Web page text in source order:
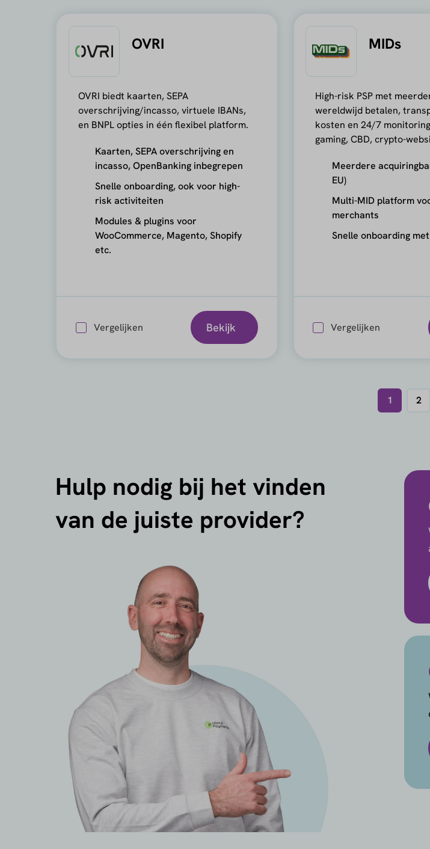
OVRI
OVRI biedt kaarten, SEPA
overschrijving/incasso, virtuele IBANs,
en BNPL opties in één flexibel platform.
Kaarten, SEPA overschrijving en
incasso, OpenBanking inbegrepen
Snelle onboarding, ook voor high-
risk activiteiten
Modules & plugins voor
WooCommerce, Magento, Shopify
etc.
Vergelijken Bekijk
MIDs
High-risk PSP met
wereldwijd betalen,
kosten en 24/7
gaming, CBD, crypto-
Meerdere
EU)
Multi-MID platform
merchants
Snelle onboarding
Vergelijken
1 2
Hulp nodig bij het vinden
van de juiste provider?